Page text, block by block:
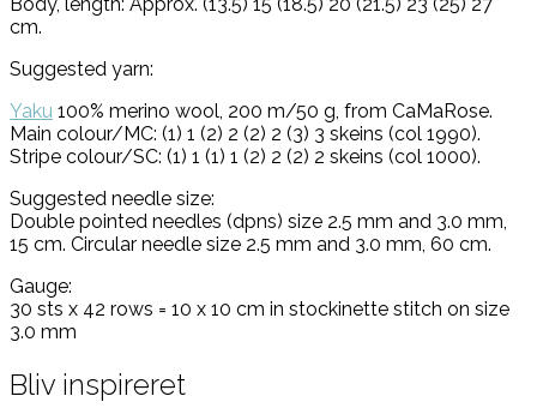
cm.
Suggested yarn:
Yaku 100% merino wool, 200 m/50 g, from CaMaRose.
Main colour/MC: (1) 1 (2) 2 (2) 2 (3) 3 skeins (col 1990).
Stripe colour/SC: (1) 1 (1) 1 (2) 2 (2) 2 skeins (col 1000).
Suggested needle size:
Double pointed needles (dpns) size 2.5 mm and 3.0 mm,
15 cm. Circular needle size 2.5 mm and 3.0 mm, 60 cm.
Gauge:
30 sts x 42 rows = 10 x 10 cm in stockinette stitch on size
3.0 mm
Bliv inspireret